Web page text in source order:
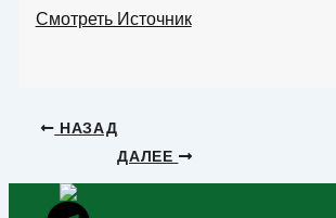
Смотреть Источник
НАЗАД
ДАЛЕЕ